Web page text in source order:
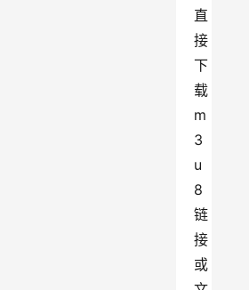
直
接
下
载
m
3
u
8
链
接
或